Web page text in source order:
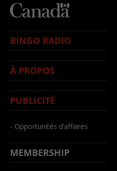
BINGO RADIO
À PROPOS
PUBLICITÉ
- Opportunités d’affaires
MEMBERSHIP